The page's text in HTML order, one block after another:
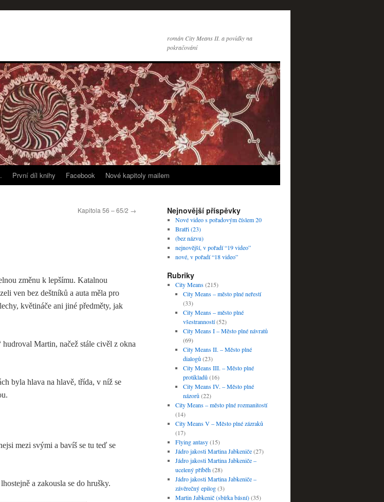
román City Means II. a povídky na
pokračování
První díl knihy Facebook Nové kapitoly mailem
Kapitola 56 – 65/2 →
změnu k lepšímu. Katalnou
ven bez deštníků a auta měla pro
květináče ani jiné předměty, jak
Martin, načež stále civěl z okna
byla hlava na hlavě, třída, v níž se
mezi svými a bavíš se tu teď se
a zakousla se do hrušky.
Nejnovější příspěvky
Nové video s pořadovým číslem 20
Bratři (23)
(bez názvu)
nejnovější, v pořadí “19 video”
nové, v pořadí “18 video”
Rubriky
City Means(215)
City Means – město plné neřestí
(33)
City Means – město plné
všestranností(52)
City Means I – Město plné návratů
(69)
City Means II. – Město plné
dialogů (23)
City Means III. – Město plné
protikladů (16)
City Means IV. – Město plné
názorů (22)
City Means – město plné rozmanitostí
(14)
City Means V – Město plné zázraků
(17)
Flying antasy(15)
Jádro jakosti Martina Jabkeniče(27)
Jádro jakosti Martina Jabkeniče –
ucelený příběh(28)
Jádro jakosti Martina Jabkeniče –
závěrečný epilog(3)
Martin Jabkenič (sbírka básní)(35)